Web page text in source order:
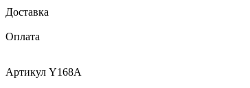
Доставка
Оплата
Артикул Y168A